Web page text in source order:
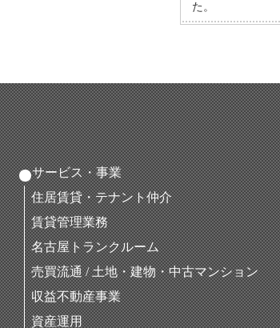
た。
サービス・事業
住居賃貸・テナント仲介
賃貸管理業務
名古屋トランクルーム
売買流通 / 土地・建物・中古マンション
収益不動産事業
資産運用